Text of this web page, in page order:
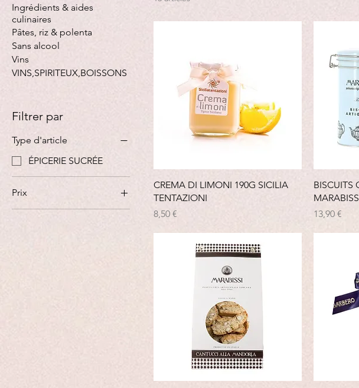
Ingrédients & aides
culinaires
Pâtes, riz & polenta
Sans alcool
Vins
VINS,SPIRITEUX,BOISSONS
Filtrer par
Type d'article
ÉPICERIE SUCRÉE
Prix
CREMA DI LIMONI 190G SICILIA
TENTAZIONI
Prix
8,50 €
BISCUITS
Prix
13,90 €